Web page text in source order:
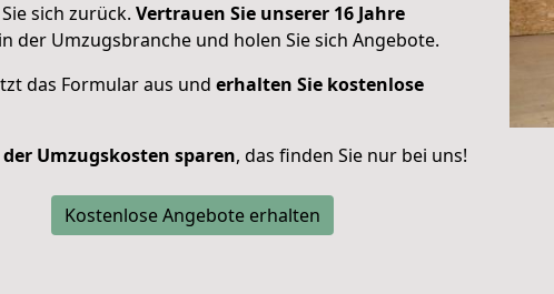
sich zurück. Vertrauen Sie unserer 16 Jahre
in der Umzugsbranche und holen Sie sich Angebote.
das Formular aus und erhalten Sie kostenlose
der Umzugskosten sparen, das finden Sie nur bei uns!
Kostenlose Angebote erhalten